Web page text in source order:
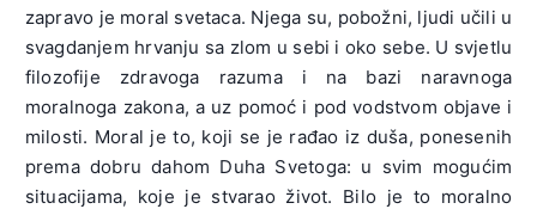
zapravo je moral svetaca. Njega su, pobožni, ljudi učili u
svagdanjem hrvanju sa zlom u sebi i oko sebe. U svjetlu
filozofije zdravoga razuma i na bazi naravnoga
moralnoga zakona, a uz pomoć i pod vodstvom objave i
milosti. Moral je to, koji se je rađao iz duša, ponesenih
prema dobru dahom Duha Svetoga: u svim mogućim
situacijama, koje je stvarao život. Bilo je to moralno